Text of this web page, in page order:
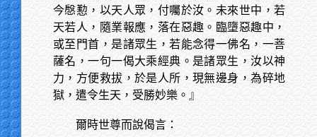
今慇懃，以天人眾，付囑於汝。未來世中，若
天若人，隨業報應，落在惡趣。臨墮惡趣中，
或至門首，是諸眾生，若能念得一佛名，一菩
薩名，一句一偈大乘經典。是諸眾生，汝以神
力，方便救拔，於是人所，現無邊身，為碎地
獄，遣令生天，受勝妙樂。』
爾時世尊而說偈言：